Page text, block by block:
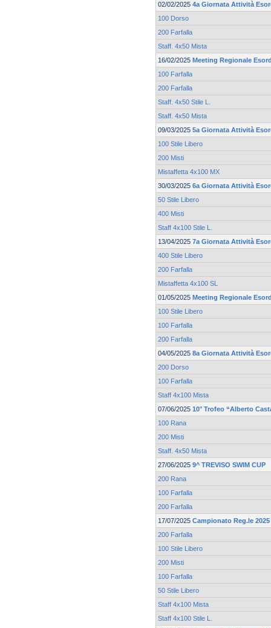
02/02/2025 4a Giornata Attività
100 Dorso
200 Farfalla
Staff. 4x50 Mista
16/02/2025 Meeting Regionale
100 Farfalla
200 Farfalla
Staff. 4x50 Stile L.
Staff. 4x50 Mista
09/03/2025 5a Giornata Attività
100 Stile Libero
200 Misti
Mistaffetta 4x100 MX
30/03/2025 6a Giornata Attività
50 Stile Libero
400 Misti
Staff 4x100 Stile L.
13/04/2025 7a Giornata Attività
400 Stile Libero
200 Farfalla
Mistaffetta 4x100 SL
01/05/2025 Meeting Regionale
100 Stile Libero
100 Farfalla
200 Farfalla
04/05/2025 8a Giornata Attività
200 Dorso
100 Farfalla
Staff 4x100 Mista
07/06/2025 10° Trofeo “Alberto
100 Rana
200 Misti
Staff. 4x50 Mista
27/06/2025 9^ TREVISO SWIM CUP
200 Rana
100 Farfalla
200 Farfalla
17/07/2025 Campionato Reg.le
200 Farfalla
100 Stile Libero
200 Misti
100 Farfalla
50 Stile Libero
Staff 4x100 Mista
Staff 4x100 Stile L.